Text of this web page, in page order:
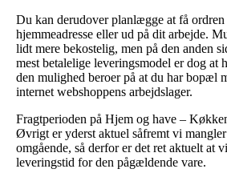
Du kan derudover planlægge at få
hjemmeadresse eller ud på dit arbejde.
lidt mere bekostelig, men på den anden
mest betalelige leveringsmodel er dog at
den mulighed beroer på at du har bopæl
internet webshoppens arbejdslager.
Fragtperioden på Hjem og have –
Øvrigt er yderst aktuel såfremt vi
omgående, så derfor er det ret aktuelt at
leveringstid for den pågældende vare.